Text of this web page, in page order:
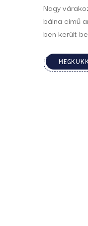
Nagy
bálna című
ben került
fontos
története és